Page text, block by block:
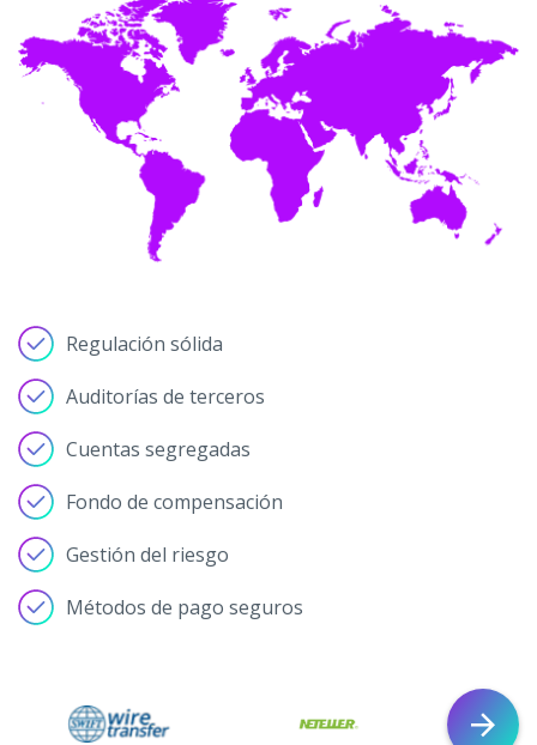
Regulación sólida
Auditorías de terceros
Cuentas segregadas
Fondo de compensación
Gestión del riesgo
Métodos de pago seguros